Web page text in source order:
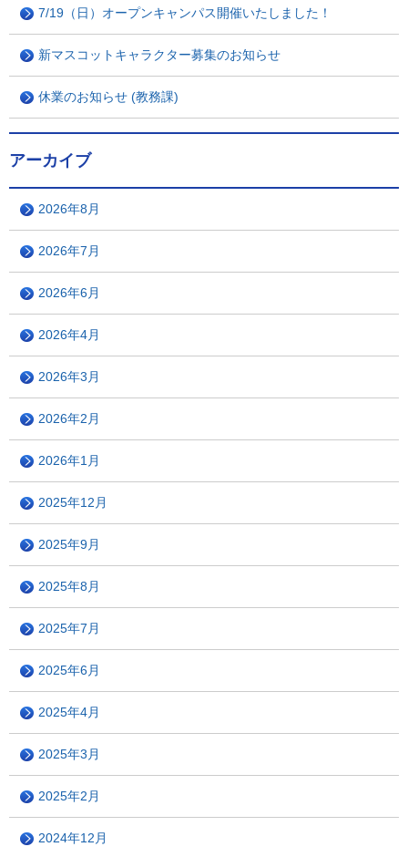
7/19（日）オープンキャンパス開催いたしました！
新マスコットキャラクター募集のお知らせ
休業のお知らせ (教務課)
アーカイブ
2026年8月
2026年7月
2026年6月
2026年4月
2026年3月
2026年2月
2026年1月
2025年12月
2025年9月
2025年8月
2025年7月
2025年6月
2025年4月
2025年3月
2025年2月
2024年12月